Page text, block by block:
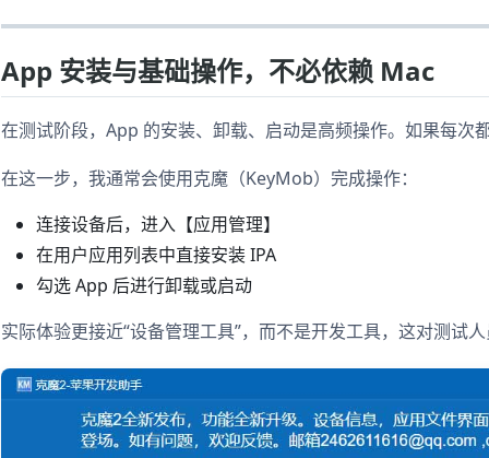
App 安装与基础操作，不必依赖 Mac
在测试阶段，App 的安装、卸载、启动是高频操作。如果每次
在这一步，我通常会使用克魔（KeyMob）完成操作：
连接设备后，进入【应用管理】
在用户应用列表中直接安装 IPA
勾选 App 后进行卸载或启动
实际体验更接近“设备管理工具”，而不是开发工具，这对测试人